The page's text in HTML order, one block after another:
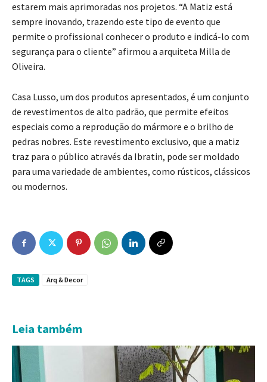
estarem mais aprimoradas nos projetos. “A Matiz está
sempre inovando, trazendo este tipo de evento que
permite o profissional conhecer o produto e indicá-lo com
segurança para o cliente” afirmou a arquiteta Milla de
Oliveira.
Casa Lusso, um dos produtos apresentados, é um conjunto
de revestimentos de alto padrão, que permite efeitos
especiais como a reprodução do mármore e o brilho de
pedras nobres. Este revestimento exclusivo, que a matiz
traz para o público através da Ibratin, pode ser moldado
para uma variedade de ambientes, como rústicos, clássicos
ou modernos.
TAGS Arq & Decor
Leia também